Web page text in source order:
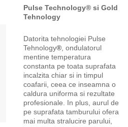
Pulse Technology® si Gold
Tehnology
Datorita tehnologiei Pulse
Tehnology®, ondulatorul
mentine temperatura
constanta pe toata suprafata
incalzita chiar si in timpul
coafarii, ceea ce inseamna o
caldura uniforma si rezultate
profesionale. In plus, aurul de
pe suprafata tamburului ofera
mai multa stralucire parului,